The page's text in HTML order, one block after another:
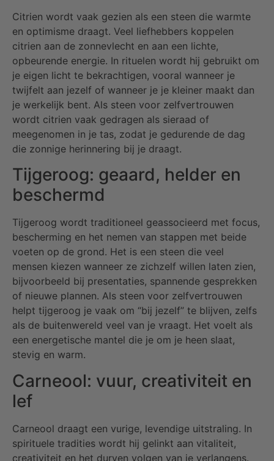
Citrien wordt vaak gezien als een steen die warmte
en optimisme draagt. Veel liefhebbers koppelen
citrien aan de zonnevlecht en aan een lichte,
opbeurende energie. In rituelen wordt hij gebruikt om
je eigen licht te bekrachtigen, vooral wanneer je
twijfelt aan jezelf of wanneer je je kleiner maakt dan
je werkelijk bent. Als steen voor zelfvertrouwen
wordt citrien vaak gedragen als sieraad of
meegenomen in je tas, zodat je gedurende de dag
die zonnige herinnering bij je draagt.
Tijgeroog: geaard, helder en
beschermd
Tijgeroog wordt traditioneel geassocieerd met focus,
bescherming en het nemen van stappen met beide
voeten op de grond. Het is een steen die veel
mensen kiezen wanneer ze zichzelf willen laten zien,
bijvoorbeeld bij presentaties, spannende gesprekken
of nieuwe plannen. Als steen voor zelfvertrouwen
helpt tijgeroog je vaak om “bij jezelf” te blijven, zelfs
als de buitenwereld veel van je vraagt. Het voelt als
een energetische mantel die je om je heen slaat,
stevig en warm.
Carneool: vuur, creativiteit en
lef
Carneool draagt een vurige, levendige uitstraling. In
spirituele tradities wordt hij gelinkt aan vitaliteit,
creativiteit en het durven volgen van je verlangens.